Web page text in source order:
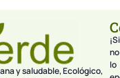
y saludable, Ecológico,
¡Si
no
lo